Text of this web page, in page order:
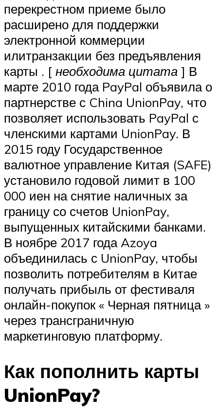
перекрестном приеме было
расширено для поддержки
электронной коммерции
илитранзакции без предъявления
карты . [ необходима цитата ] В
марте 2010 года PayPal объявила о
партнерстве с China UnionPay, что
позволяет использовать PayPal с
членскими картами UnionPay. В
2015 году Государственное
валютное управление Китая (SAFE)
установило годовой лимит в 100
000 иен на снятие наличных за
границу со счетов UnionPay,
выпущенных китайскими банками.
В ноябре 2017 года Azoya
объединилась с UnionPay, чтобы
позволить потребителям в Китае
получать прибыль от фестиваля
онлайн-покупок « Черная пятница »
через трансграничную
маркетинговую платформу.
Как пополнить карты
UnionPay?